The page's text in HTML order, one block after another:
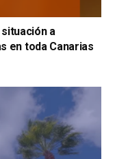
a
en toda Canarias